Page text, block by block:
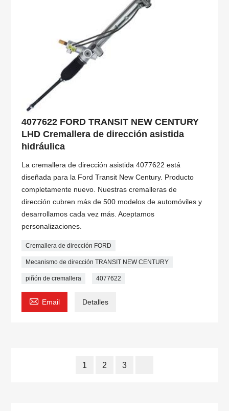
4077622 FORD TRANSIT NEW CENTURY
LHD Cremallera de dirección asistida
hidráulica
La cremallera de dirección asistida 4077622 está
diseñada para la Ford Transit New Century. Producto
completamente nuevo. Nuestras cremalleras de
dirección cubren más de 500 modelos de automóviles y
desarrollamos cada vez más. Aceptamos
personalizaciones.
Cremallera de dirección FORD
Mecanismo de dirección TRANSIT NEW CENTURY
piñón de cremallera 4077622
 Email Detalles
1 2 3